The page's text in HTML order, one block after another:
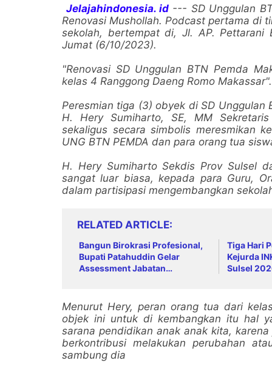
Jelajahindonesia. id --- SD Unggulan
Renovasi Mushollah. Podcast pertama di
sekolah, bertempat di, Jl. AP. Pettarani
Jumat (6/10/2023).
"Renovasi SD Unggulan BTN Pemda
kelas 4 Ranggong Daeng Romo Makassar".
Peresmian tiga (3) obyek di SD
H. Hery Sumiharto, SE, MM
sekaligus secara simbolis meresmikan
UNG BTN PEMDA dan para orang tua
H. Hery Sumiharto Sekdis Prov Sulsel
sangat luar biasa, kepada para Guru,
dalam partisipasi mengembangkan
RELATED ARTICLE
Bangun Birokrasi Profesional,
Bupati Patahuddin Gelar
Assessment Jabatan
Tiga Hari
Kejurda
Sulsel
Menurut Hery, peran orang tua dari
objek ini untuk di kembangkan itu hal
sarana pendidikan anak anak kita,
berkontribusi melakukan perubahan
sambung dia